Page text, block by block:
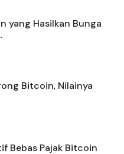
yang Hasilkan Bunga
Bitcoin, Nilainya
Bebas Pajak Bitcoin